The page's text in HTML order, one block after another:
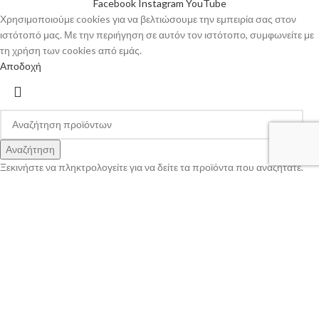
Facebook Instagram YouTube
Χρησιμοποιούμε cookies για να βελτιώσουμε την εμπειρία σας στον
ιστότοπό μας. Με την περιήγηση σε αυτόν τον ιστότοπο, συμφωνείτε με
τη χρήση των cookies από εμάς.
Αποδοχή
Αναζήτηση
Ξεκινήστε να πληκτρολογείτε για να δείτε τα προϊόντα που αναζητάτε.